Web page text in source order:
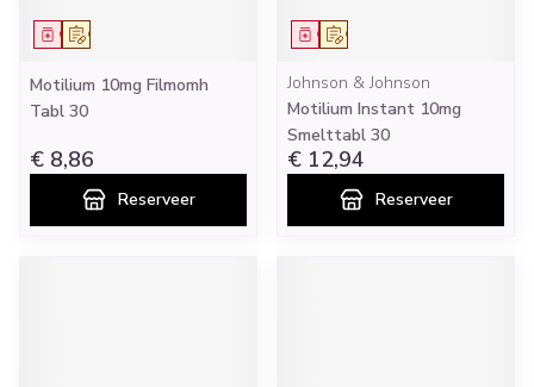
Op voorschrift
Geneesmiddel
Motilium 10mg Filmomh
Tabl 30
€ 8,86
Reserveer
Op voorschrift
Geneesmiddel
Johnson & Johnson
Motilium Instant 10mg
Smelttabl 30
€ 12,94
Reserveer